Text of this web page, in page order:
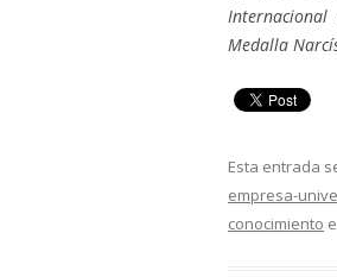
Medalla
Esta entrada
empresa-
conocimiento